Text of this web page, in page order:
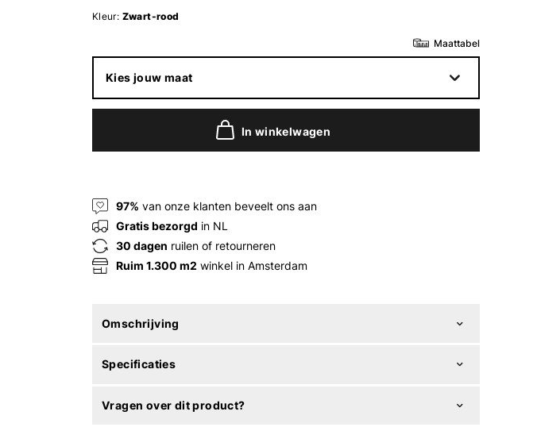
Kleur: Zwart-rood
Maattabel
Kies jouw maat
In winkelwagen
97% van onze klanten beveelt ons aan
Gratis bezorgd in NL
30 dagen ruilen of retourneren
Ruim 1.300 m2 winkel in Amsterdam
Omschrijving
Specificaties
Vragen over dit product?